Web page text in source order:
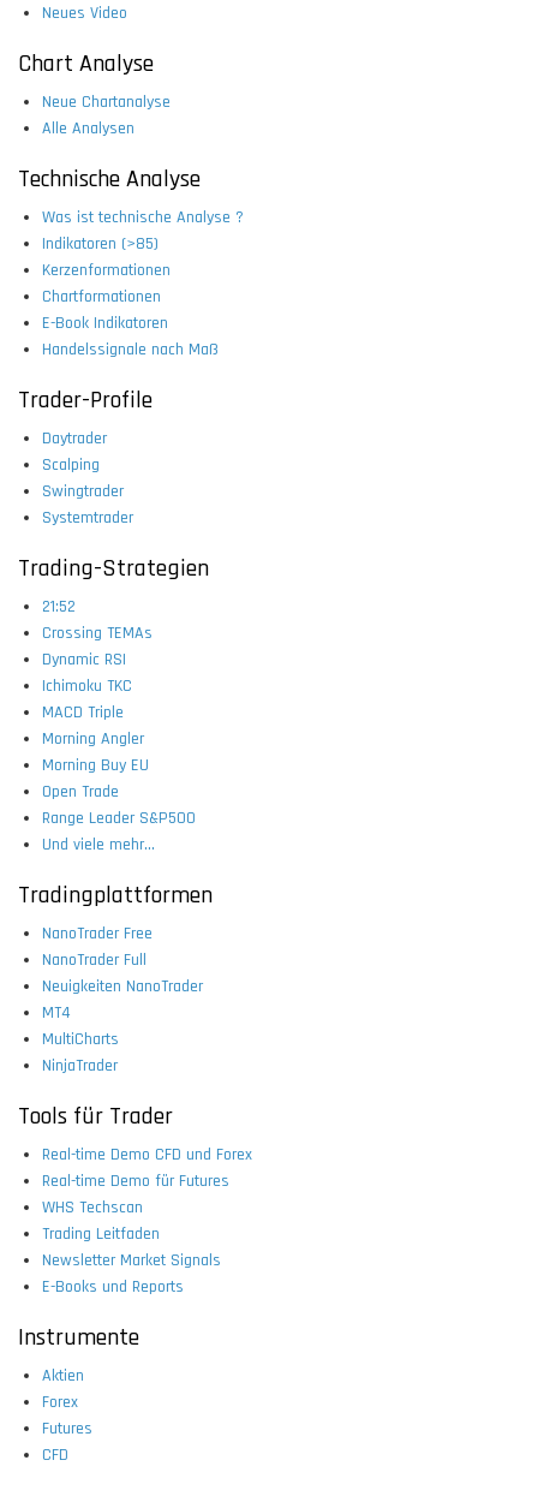
Neues Video
Chart Analyse
Neue Chartanalyse
Alle Analysen
Technische Analyse
Was ist technische Analyse ?
Indikatoren (>85)
Kerzenformationen
Chartformationen
E-Book Indikatoren
Handelssignale nach Maß
Trader-Profile
Daytrader
Scalping
Swingtrader
Systemtrader
Trading-Strategien
21:52
Crossing TEMAs
Dynamic RSI
Ichimoku TKC
MACD Triple
Morning Angler
Morning Buy EU
Open Trade
Range Leader S&P500
Und viele mehr...
Tradingplattformen
NanoTrader Free
NanoTrader Full
Neuigkeiten NanoTrader
MT4
MultiCharts
NinjaTrader
Tools für Trader
Real-time Demo CFD und Forex
Real-time Demo für Futures
WHS Techscan
Trading Leitfaden
Newsletter Market Signals
E-Books und Reports
Instrumente
Aktien
Forex
Futures
CFD